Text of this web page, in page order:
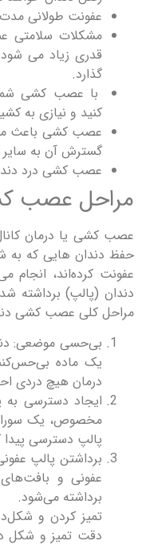
عفونت طولانی مدت
مشکلات سلامتی
قدری زیاد می
گذارد.
با عصب کشی شما
کنید و نیازی به
عصب کشی باعث
گسترش آن به
عصب کشی درد
مراحل عصب
عصب کشی یا درمان
حفظ دندان هایی که به
عفونت کرده‌اند،
دندان (پالپ) برداشته
مراحل کلی عصب کشی
بی‌حسی موضعی:
یک ماده
درمان هیچ دردی
ایجاد دسترسی به
مخصوص، یک سوراخ
پالپ دسترسی پیدا
برداشتن پالپ
عفونی و
برداشته می‌شود.
تمیز کردن و
دقت تمیز و شکل